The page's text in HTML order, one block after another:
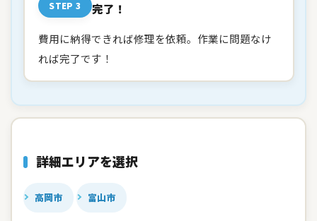
STEP 3 完了！
費用に納得できれば修理を依頼。作業に問題なけ
れば完了です！
詳細エリアを選択
高岡市 富山市